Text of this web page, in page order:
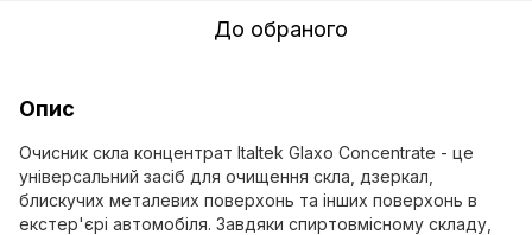
До обраного
Опис
Очисник скла концентрат Italtek Glaxo Concentrate - це
універсальний засіб для очищення скла, дзеркал,
блискучих металевих поверхонь та інших поверхонь в
екстер'єрі автомобіля. Завдяки спиртовмісному складу,